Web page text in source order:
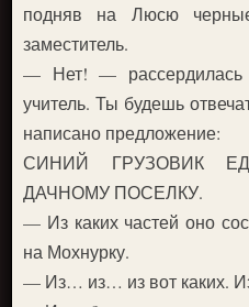
подняв на Люсю
заместитель.
— Нет! —
учитель. Ты будешь
написано предложение:
СИНИЙ ГРУЗОВИК
ДАЧНОМУ ПОСЕЛКУ.
— Из каких частей оно
на Мохнурку.
— Из… из… из вот каких.